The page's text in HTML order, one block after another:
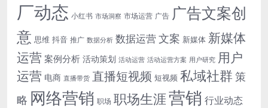
厂动态 小红书 市场洞察 市场运营 广告 广告文案创
意 思维 抖音 推广 数据分析 数据运营文案 新媒体 新媒体
运营 案例分析 活动策划 活动运营 活动运营方案 用户研究 用户
运营 电商 直播带货 直播短视频 短视频 私域社群 策
略 网络营销 职场 职场生涯营销 行业动态